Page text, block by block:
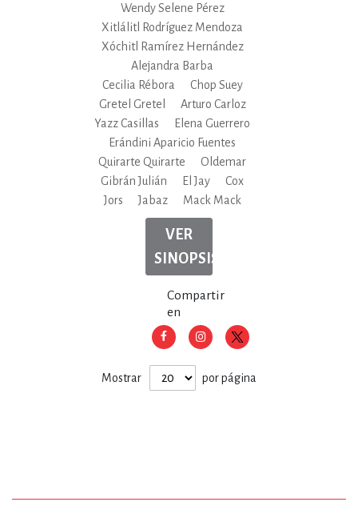
Wendy Selene Pérez
Xitlálitl Rodríguez Mendoza
Xóchitl Ramírez Hernández
Alejandra Barba
Cecilia Rébora
Chop Suey
Gretel Gretel
Arturo Carloz
Yazz Casillas
Elena Guerrero
Erándini Aparicio Fuentes
Quirarte Quirarte
Oldemar
Gibrán Julián
El Jay
Cox
Jors
Jabaz Mack Mack
VER
SINOPSIS
Compartir
en
Mostrar por página